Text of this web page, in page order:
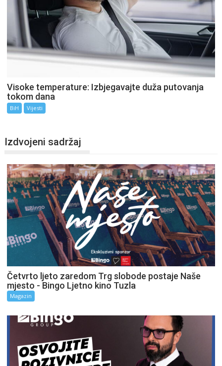
Visoke temperature: Izbjegavajte duža putovanja
tokom dana
BiH Vijesti
Izdvojeni sadržaj
Četvrto ljeto zaredom Trg slobode postaje Naše
mjesto - Bingo Ljetno kino Tuzla
Magazin